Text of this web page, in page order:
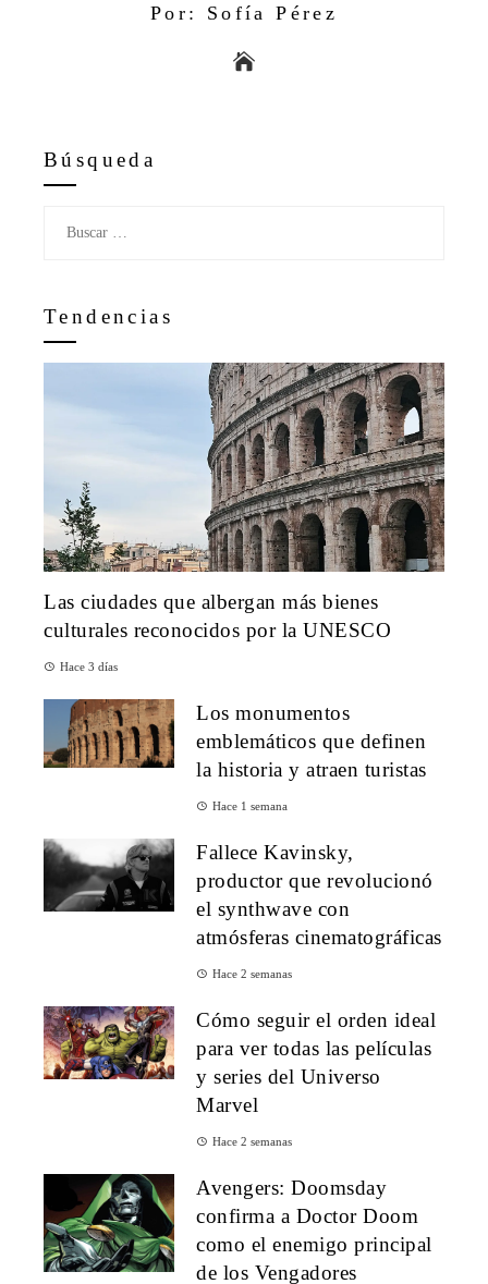
Por: Sofía Pérez
Búsqueda
Tendencias
Las ciudades que albergan más bienes
culturales reconocidos por la UNESCO
Hace 3 días
Los monumentos
emblemáticos que definen
la historia y atraen turistas
Hace 1 semana
Fallece Kavinsky,
productor que revolucionó
el synthwave con
atmósferas cinematográficas
Hace 2 semanas
Cómo seguir el orden ideal
para ver todas las películas
y series del Universo
Marvel
Hace 2 semanas
Avengers: Doomsday
confirma a Doctor Doom
como el enemigo principal
de los Vengadores